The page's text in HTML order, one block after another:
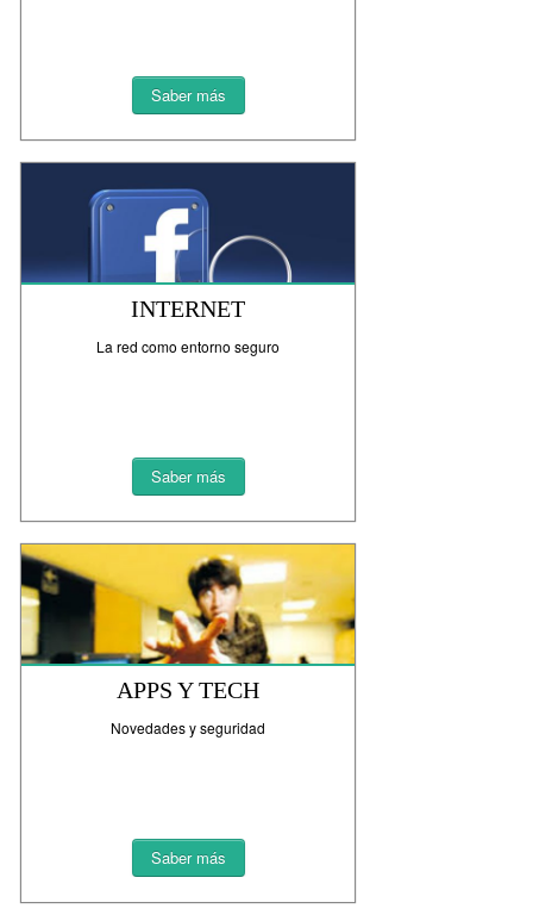
Saber más
INTERNET
La red como entorno seguro
Saber más
APPS Y TECH
Novedades y seguridad
Saber más